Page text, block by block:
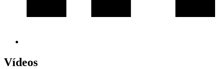
Vídeos